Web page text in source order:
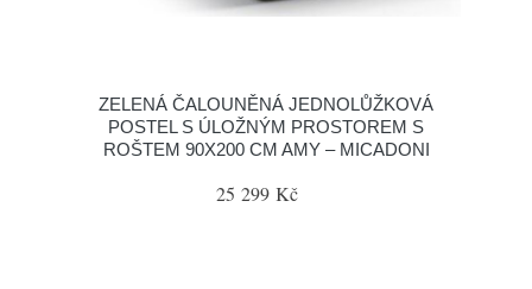
ZELENÁ ČALOUNĚNÁ JEDNOLŮŽKOVÁ
POSTEL S ÚLOŽNÝM PROSTOREM S
ROŠTEM 90X200 CM AMY – MICADONI
25 299 Kč